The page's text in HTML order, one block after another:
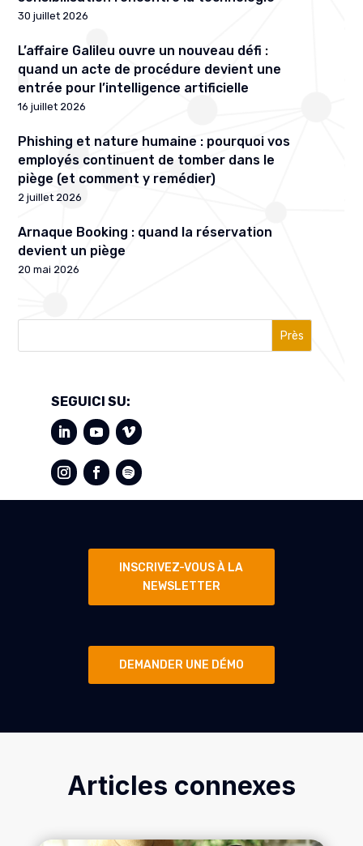
30 juillet 2026
L’affaire Galileu ouvre un nouveau défi :
quand un acte de procédure devient une
entrée pour l’intelligence artificielle
16 juillet 2026
Phishing et nature humaine : pourquoi vos
employés continuent de tomber dans le
piège (et comment y remédier)
2 juillet 2026
Arnaque Booking : quand la réservation
devient un piège
20 mai 2026
Près
SEGUICI SU:
INSCRIVEZ-VOUS À LA
NEWSLETTER
DEMANDER UNE DÉMO
Articles connexes